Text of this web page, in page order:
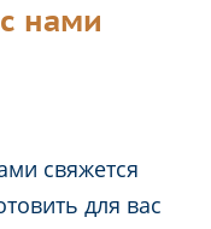
нами
свяжется
для вас